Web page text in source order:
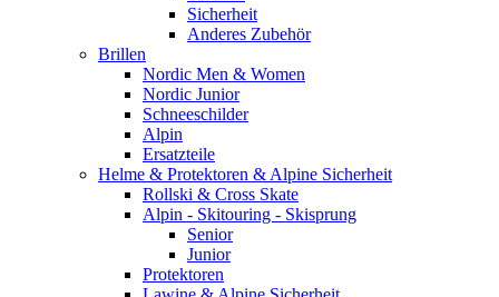
Sicherheit
Anderes Zubehör
Brillen
Nordic Men & Women
Nordic Junior
Schneeschilder
Alpin
Ersatzteile
Helme & Protektoren & Alpine Sicherheit
Rollski & Cross Skate
Alpin - Skitouring - Skisprung
Senior
Junior
Protektoren